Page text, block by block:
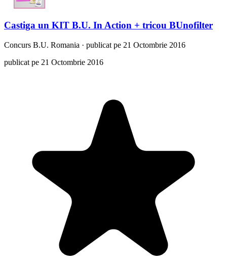
Castiga un KIT B.U. In Action + tricou BUnofilter
Concurs B.U. Romania · publicat pe 21 Octombrie 2016
publicat pe 21 Octombrie 2016